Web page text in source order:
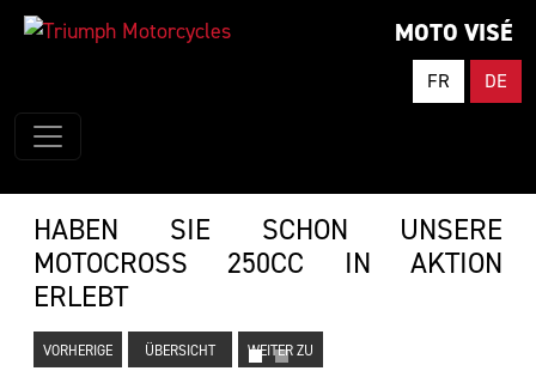
MOTO VISÉ
FR DE
HABEN SIE SCHON UNSERE
MOTOCROSS 250CC IN AKTION
ERLEBT
VORHERIGE ÜBERSICHT WEITER ZU